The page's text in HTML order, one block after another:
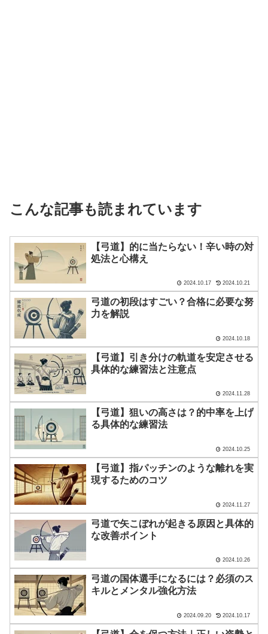
こんな記事も読まれています
【弓道】的に当たらない！辛い時の対
処法と心構え
2024.10.17 2024.10.21
弓道の初段はすごい？合格に必要な努
力を解説
2024.10.18
【弓道】引き分けの軌道を安定させる
具体的な練習法と注意点
2024.11.28
【弓道】狙いの高さは？的中率を上げ
る具体的な練習法
2024.10.25
【弓道】指パッチンのような離れを実
現するためのコツ
2024.11.27
弓道で矢こぼれが起きる原因と具体的
な改善ポイント
2024.10.26
弓道の国体選手になるには？必須のス
キルとメンタル強化方法
2024.09.20 2024.10.17